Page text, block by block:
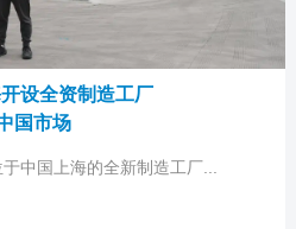
设全资制造工厂
国市场
中国上海的全新制造工厂...